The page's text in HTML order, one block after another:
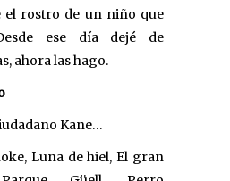
el rostro de un niño que
ese día dejé de
ahora las hago.
Kane…
Luna de hiel, El gran